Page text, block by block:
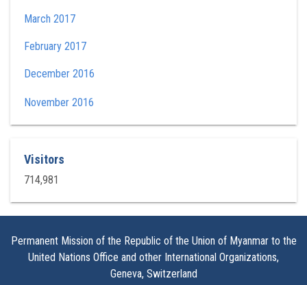
March 2017
February 2017
December 2016
November 2016
Visitors
714,981
Permanent Mission of the Republic of the Union of Myanmar to the
United Nations Office and other International Organizations,
Geneva, Switzerland